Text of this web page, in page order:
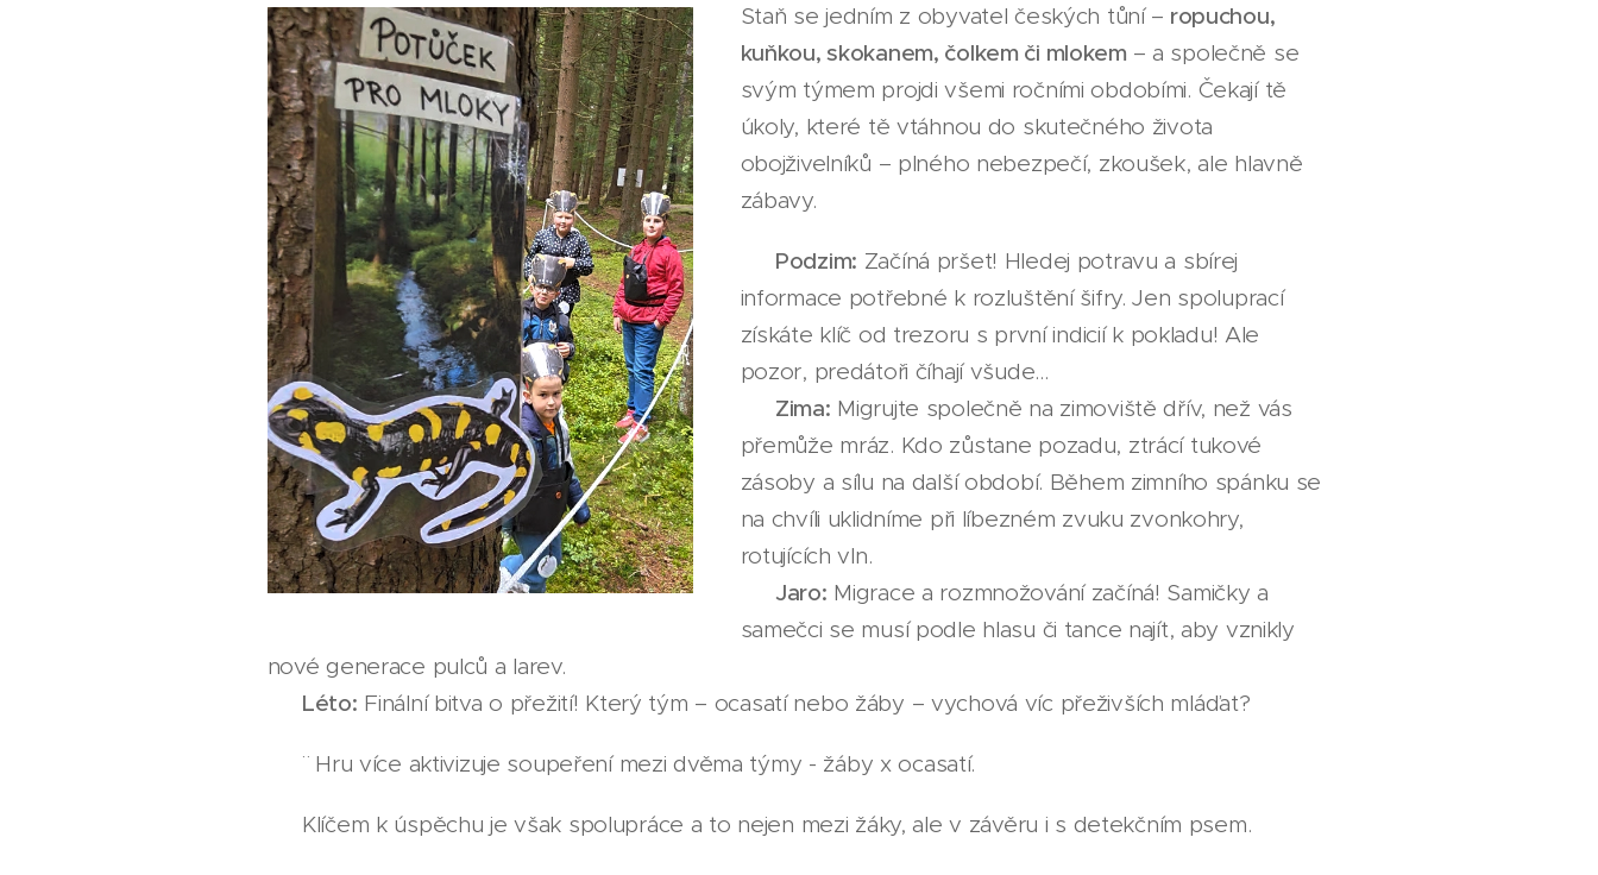
Staň se jedním z obyvatel českých tůní – ropuchou,
kuňkou, skokanem, čolkem či mlokem – a společně se
svým týmem projdi všemi ročními obdobími. Čekají tě
úkoly, které tě vtáhnou do skutečného života
obojživelníků – plného nebezpečí, zkoušek, ale hlavně
zábavy.
Podzim: Začíná pršet! Hledej potravu a sbírej
informace potřebné k rozluštění šifry. Jen spoluprací
získáte klíč od trezoru s první indicií k pokladu! Ale
pozor, predátoři číhají všude…
Zima: Migrujte společně na zimoviště dřív, než vás
přemůže mráz. Kdo zůstane pozadu, ztrácí tukové
zásoby a sílu na další období. Během zimního spánku se
na chvíli uklidníme při líbezném zvuku zvonkohry,
rotujících vln.
Jaro: Migrace a rozmnožování začíná! Samičky a
samečci se musí podle hlasu či tance najít, aby vznikly
nové generace pulců a larev.
Léto: Finální bitva o přežití! Který tým – ocasatí nebo žáby – vychová víc přeživších mláďat?
🎲¨ Hru více aktivizuje soupeření mezi dvěma týmy - žáby x ocasatí.
💚 Klíčem k úspěchu je však spolupráce a to nejen mezi žáky, ale v závěru i s detekčním psem.🐕‍🦺